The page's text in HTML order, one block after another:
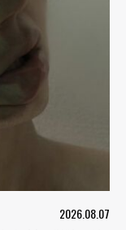
2026.08.07